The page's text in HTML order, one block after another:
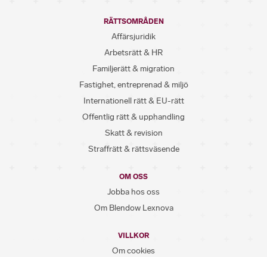
RÄTTSOMRÅDEN
Affärsjuridik
Arbetsrätt & HR
Familjerätt & migration
Fastighet, entreprenad & miljö
Internationell rätt & EU-rätt
Offentlig rätt & upphandling
Skatt & revision
Straffrätt & rättsväsende
OM OSS
Jobba hos oss
Om Blendow Lexnova
VILLKOR
Om cookies